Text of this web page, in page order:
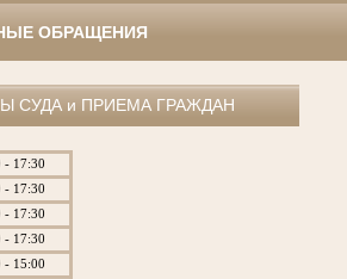
ОБРАЩЕНИЯ
СУДА и ПРИЕМА ГРАЖДАН
- 17:30
- 17:30
- 17:30
- 17:30
- 15:00